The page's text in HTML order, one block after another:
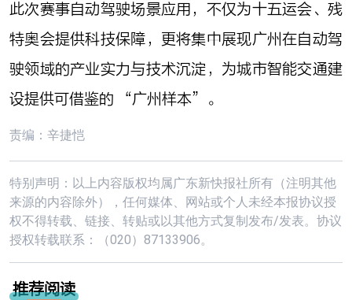
此次赛事自动驾驶场景应用，不仅为十五运会、残
特奥会提供科技保障，更将集中展现广州在自动驾
驶领域的产业实力与技术沉淀，为城市智能交通建
设提供可借鉴的 “广州样本”。
责编：辛捷恺
特别声明：以上内容版权均属广东新快报社所有（注明其他
来源的内容除外），任何媒体、网站或个人未经本报协议授
权不得转载、链接、转贴或以其他方式复制发布/发表。协议
授权转载联系：（020）87133906。
推荐阅读